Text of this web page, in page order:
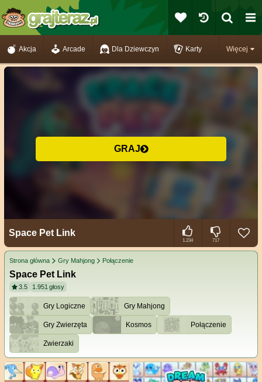
Więcej
Akcja Arcade Dla Dziewczyn Karty
GRAJ
Space Pet Link
1.234 717
Strona główna Gry Mahjong Połączenie
Space Pet Link
3.5 1.951głosy
Gry Logiczne Gry Mahjong
Gry Zwierzęta Kosmos Połączenie
Zwierzaki